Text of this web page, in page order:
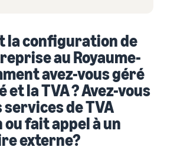
la configuration de
au Royaume-
avez-vous géré
et la TVA ? Avez-vous
de TVA
ou fait appel à un
externe?